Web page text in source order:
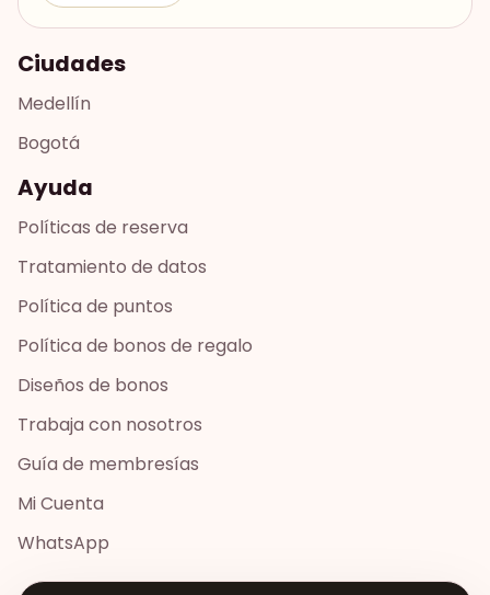
Ciudades
Medellín
Bogotá
Ayuda
Políticas de reserva
Tratamiento de datos
Política de puntos
Política de bonos de regalo
Diseños de bonos
Trabaja con nosotros
Guía de membresías
Mi Cuenta
WhatsApp